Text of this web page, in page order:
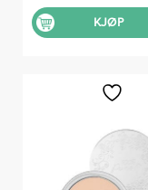
var:
kr 599.
KJØP